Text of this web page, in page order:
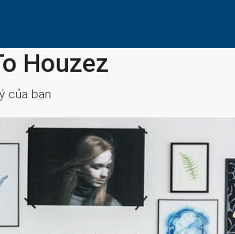
Search
Houzez
của bạn